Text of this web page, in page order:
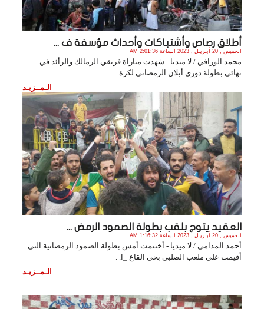
أطلاق رصاص وأشتباكات وأحداث مؤسفة ف ...
الخميس , 20 أبـريـل , 2023 الساعة 2:01:36 AM
محمد الورافي / لا ميديا - شهدت مباراة فريقي الزمالك والرأئد في
نهائي بطولة دوري أبلان الرمضاني لكرة. .
الـمــزيـد
العقيد يتوج بلقب بطولة الصمود الرمض ...
الخميس , 20 أبـريـل , 2023 الساعة 1:16:32 AM
أحمد المدامي / لا ميديا - أختتمت أمس بطولة الصمود الرمضانية التي
أقيمت على ملعب الصلبي بحي القاع _ا. .
الـمــزيـد